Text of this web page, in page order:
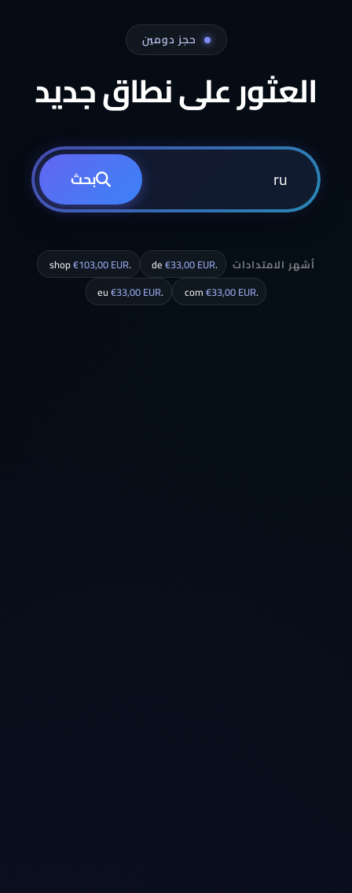
حجز دومين
العثور على نطاق جديد
بحث
أشهر الامتدادات .de
€33,00 EUR
.shop
€103,00 EUR
.com
€33,00 EUR
.eu
€33,00 EUR